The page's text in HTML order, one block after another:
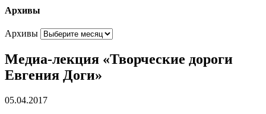
Архивы
Архивы
Медиа-лекция «Творческие дороги
Евгения Доги»
05.04.2017